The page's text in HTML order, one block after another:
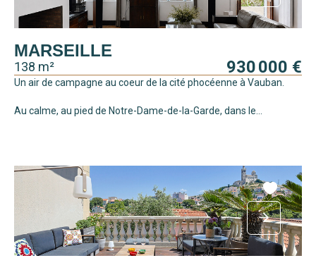
MARSEILLE
138 m² 930 000 €
Un air de campagne au coeur de la cité phocéenne à Vauban.
Au calme, au pied de Notre-Dame-de-la-Garde, dans le...